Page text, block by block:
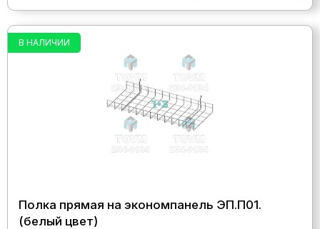
В НАЛИЧИИ
Полка прямая на экономпанель ЭП.П01.
(белый цвет)